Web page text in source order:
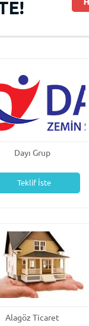
Dayı Grup
Teklif İste
Alagöz Ticaret